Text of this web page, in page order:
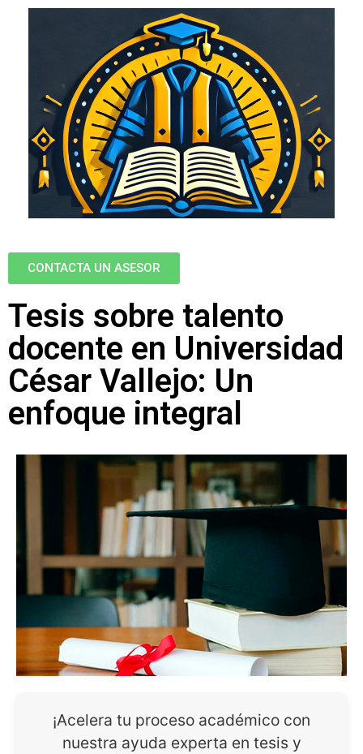
CONTACTA UN ASESOR
Tesis sobre talento
docente en Universidad
César Vallejo: Un
enfoque integral
¡Acelera tu proceso académico con
nuestra ayuda experta en tesis y